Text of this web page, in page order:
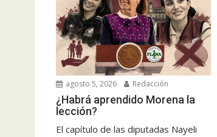
agosto 5, 2026 Redacción
¿Habrá aprendido Morena la
lección?
El capítulo de las diputadas Nayeli